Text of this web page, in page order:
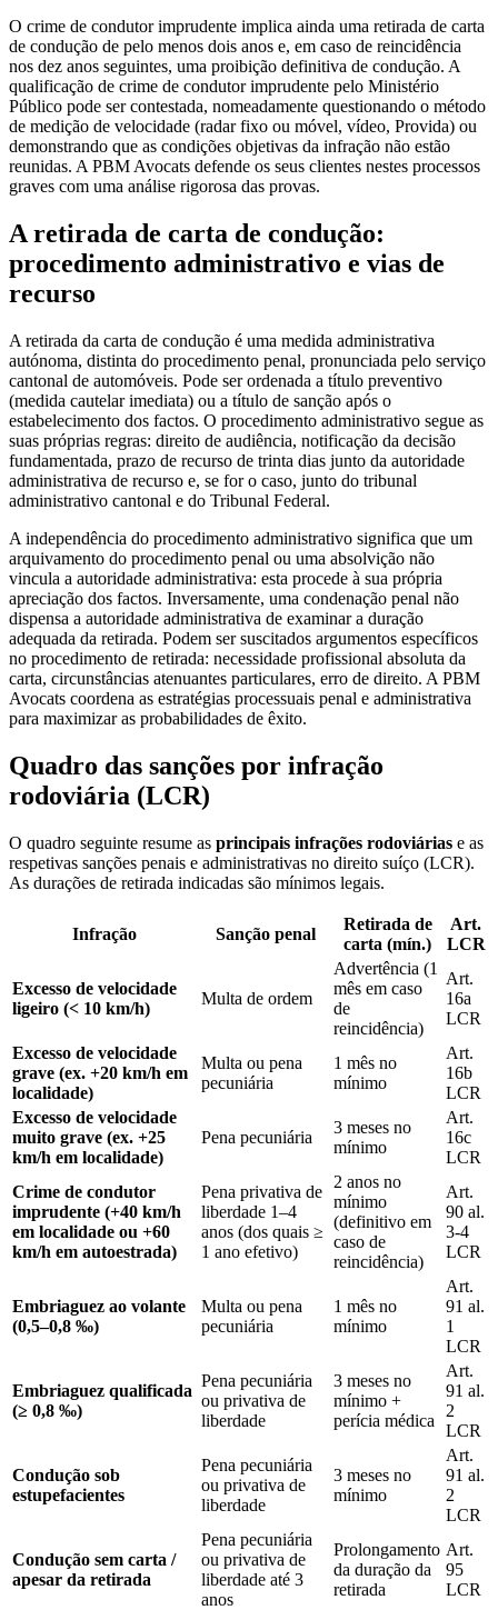
O crime de condutor imprudente implica ainda uma retirada de carta
de condução de pelo menos dois anos e, em caso de reincidência
nos dez anos seguintes, uma proibição definitiva de condução. A
qualificação de crime de condutor imprudente pelo Ministério
Público pode ser contestada, nomeadamente questionando o método
de medição de velocidade (radar fixo ou móvel, vídeo, Provida) ou
demonstrando que as condições objetivas da infração não estão
reunidas. A PBM Avocats defende os seus clientes nestes processos
graves com uma análise rigorosa das provas.
A retirada de carta de condução:
procedimento administrativo e vias de
recurso
A retirada da carta de condução é uma medida administrativa
autónoma, distinta do procedimento penal, pronunciada pelo serviço
cantonal de automóveis. Pode ser ordenada a título preventivo
(medida cautelar imediata) ou a título de sanção após o
estabelecimento dos factos. O procedimento administrativo segue as
suas próprias regras: direito de audiência, notificação da decisão
fundamentada, prazo de recurso de trinta dias junto da autoridade
administrativa de recurso e, se for o caso, junto do tribunal
administrativo cantonal e do Tribunal Federal.
A independência do procedimento administrativo significa que um
arquivamento do procedimento penal ou uma absolvição não
vincula a autoridade administrativa: esta procede à sua própria
apreciação dos factos. Inversamente, uma condenação penal não
dispensa a autoridade administrativa de examinar a duração
adequada da retirada. Podem ser suscitados argumentos específicos
no procedimento de retirada: necessidade profissional absoluta da
carta, circunstâncias atenuantes particulares, erro de direito. A PBM
Avocats coordena as estratégias processuais penal e administrativa
para maximizar as probabilidades de êxito.
Quadro das sanções por infração
rodoviária (LCR)
O quadro seguinte resume as principais infrações rodoviárias e as
respetivas sanções penais e administrativas no direito suíço (LCR).
As durações de retirada indicadas são mínimos legais.
Infração Sanção penal
Retirada de
carta (mín.)
Art.
LCR
Excesso de velocidade
ligeiro (< 10 km/h)
Multa de ordem
Advertência (1
mês em caso
de
reincidência)
Art.
16a
LCR
Excesso de velocidade
grave (ex. +20 km/h em
localidade)
Multa ou pena
pecuniária
1 mês no
mínimo
Art.
16b
LCR
Excesso de velocidade
muito grave (ex. +25
km/h em localidade)
Pena pecuniária
3 meses no
mínimo
Art.
16c
LCR
Crime de condutor
imprudente (+40 km/h
em localidade ou +60
km/h em autoestrada)
Pena privativa de
liberdade 1–4
anos (dos quais ≥
1 ano efetivo)
2 anos no
mínimo
(definitivo em
caso de
reincidência)
Art.
90 al.
3-4
LCR
Embriaguez ao volante
(0,5–0,8 ‰)
Multa ou pena
pecuniária
1 mês no
mínimo
Art.
91 al.
1
LCR
Embriaguez qualificada
(≥ 0,8 ‰)
Pena pecuniária
ou privativa de
liberdade
3 meses no
mínimo +
perícia médica
Art.
91 al.
2
LCR
Condução sob
estupefacientes
Pena pecuniária
ou privativa de
liberdade
3 meses no
mínimo
Art.
91 al.
2
LCR
Condução sem carta /
apesar da retirada
Pena pecuniária
ou privativa de
liberdade até 3
anos
Prolongamento
da duração da
retirada
Art.
95
LCR